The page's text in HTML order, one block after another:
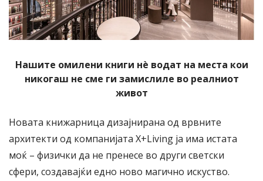
Нашите омилени книги нè водат на места кои
никогаш не сме ги замислиле во реалниот
живот
Новата книжарница дизајнирана од врвните
архитекти од компанијата X+Living ја има истата
моќ – физички да не пренесе во други светски
сфери, создавајќи едно ново магично искуство.